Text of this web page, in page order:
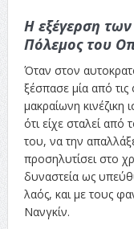
Η εξέγερση των
Πόλεμος του
Όταν στον
ξέσπασε μία από
μακραίωνη
ότι είχε σταλεί
του, να την
προσηλυτίσει στο
δυναστεία ως
λαός, και με τους
Νανγκίν.